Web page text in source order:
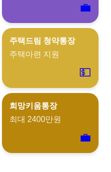
💼
주택드림 청약통장
주택마련 지원
💵
희망키움통장
최대 2400만원
💼